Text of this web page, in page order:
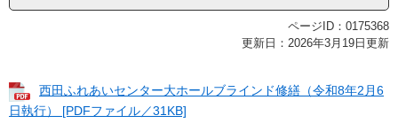
ページID：0175368
更新日：2026年3月19日更新
西田ふれあいセンター大ホールブラインド修繕（令和8年2月6
日執行） [PDFファイル／31KB]